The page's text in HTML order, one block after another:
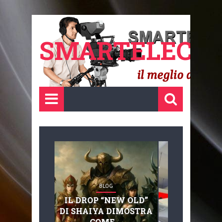
BLOG
IL DROP “NEW OLD”
DI SHAIYA DIMOSTRA